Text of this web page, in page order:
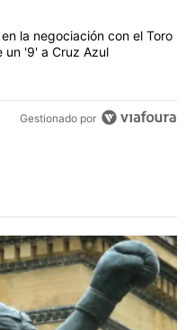
"Revelan un detalle clave
la negociación con el Toro
un '9' a Cruz Azul
Gestionado por